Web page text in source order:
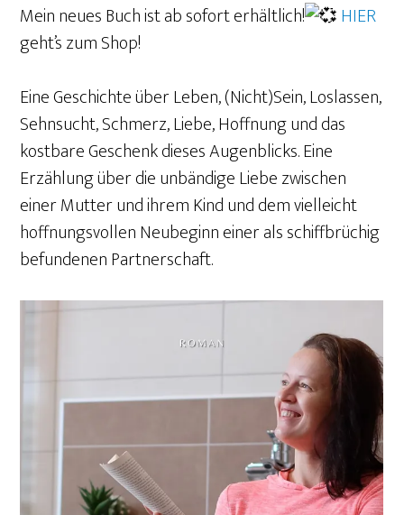
Mein neues Buch ist ab sofort erhältlich!
HIER
geht’s zum Shop!
Eine Geschichte über Leben, (Nicht)Sein, Loslassen,
Sehnsucht, Schmerz, Liebe, Hoffnung und das
kostbare Geschenk dieses Augenblicks. Eine
Erzählung über die unbändige Liebe zwischen
einer Mutter und ihrem Kind und dem vielleicht
hoffnungsvollen Neubeginn einer als schiffbrüchig
befundenen Partnerschaft.